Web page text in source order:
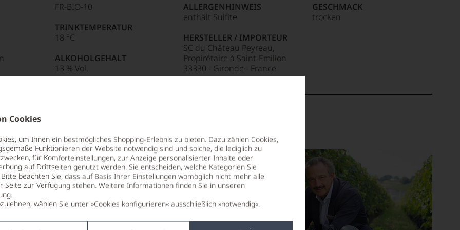
Cookies
um Ihnen ein bestmögliches Shopping-Erlebnis zu bieten. Dazu zählen Cookies,
Funktionieren der Website notwendig sind und solche, die lediglich zu
für Komforteinstellungen, zur Anzeige personalisierter Inhalte oder
auf Drittseiten genutzt werden. Sie entscheiden, welche Kategorien Sie
beachten Sie, dass auf Basis Ihrer Einstellungen womöglich nicht mehr alle
Seite zur Verfügung stehen. Weitere Informationen finden Sie in unseren
.
wählen Sie unter »Cookies konfigurieren« ausschließlich »notwendig«.
Punkte:
FR-BIO-10
TRINKTEMPERATUR
18 °C
ALKOHOLGEHALT
13 % Vol.
ALLERGENHINWEIS
enthält Sulfite
HERSTELLER / IMPORTEUR
SC du Château Peyreau,
Propirétaire à Saint-Emilion
33330 - Gironde - France
GESCHMACK
trocken
Persönlichkeiten in Bordeaux.
hat er bordelaiser Weingeschichte
von Fachleuten und
feinster und edelster Bordeaux